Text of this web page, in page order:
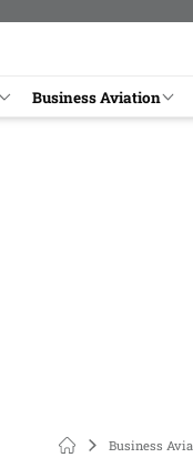
Business Aviation
Business